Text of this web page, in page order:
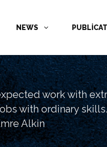
NEWS
work with
with ordinary
Alkin